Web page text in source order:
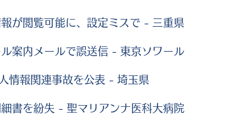
が閲覧可能に、設定ミスで - 三重県
案内メールで誤送信 - 東京ソワール
情報関連事故を公表 - 埼玉県
書を紛失 - 聖マリアンナ医科大病院